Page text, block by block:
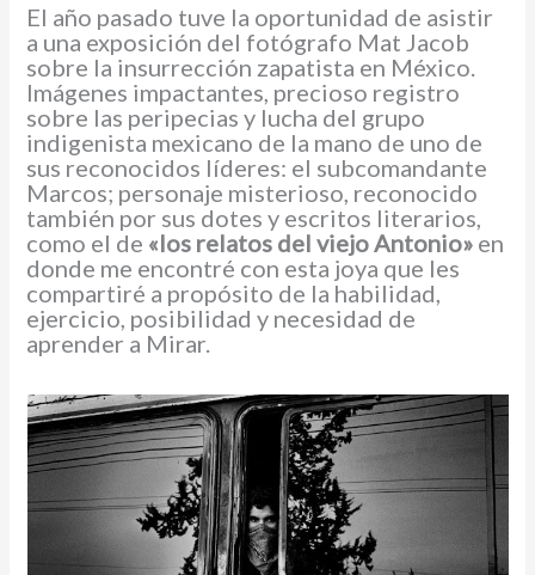
El año pasado tuve la oportunidad de asistir
a una exposición del fotógrafo Mat Jacob
sobre la insurrección zapatista en México.
Imágenes impactantes, precioso registro
sobre las peripecias y lucha del grupo
indigenista mexicano de la mano de uno de
sus reconocidos líderes: el subcomandante
Marcos; personaje misterioso, reconocido
también por sus dotes y escritos literarios,
como el de «los relatos del viejo Antonio» en
donde me encontré con esta joya que les
compartiré a propósito de la habilidad,
ejercicio, posibilidad y necesidad de
aprender a Mirar.